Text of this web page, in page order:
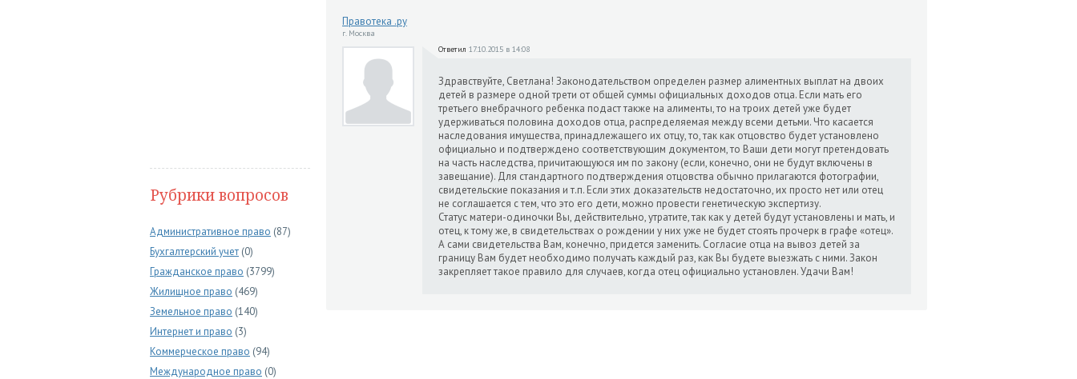
Рубрики вопросов
Административное право (87)
Бухгалтерский учет (0)
Гражданское право (3799)
Жилищное право (469)
Земельное право (140)
Интернет и право (3)
Коммерческое право (94)
Международное право (0)
Правотека .ру
г. Москва
Ответил 17.10.2015 в 14:08
Здравствуйте, Светлана! Законодательством определен размер алиментных выплат на двоих
детей в размере одной трети от общей суммы официальных доходов отца. Если мать его
третьего внебрачного ребенка подаст также на алименты, то на троих детей уже будет
удерживаться половина доходов отца, распределяемая между всеми детьми. Что касается
наследования имущества, принадлежащего их отцу, то, так как отцовство будет установлено
официально и подтверждено соответствующим документом, то Ваши дети могут претендовать
на часть наследства, причитающуюся им по закону (если, конечно, они не будут включены в
завещание). Для стандартного подтверждения отцовства обычно прилагаются фотографии,
свидетельские показания и т.п. Если этих доказательств недостаточно, их просто нет или отец
не соглашается с тем, что это его дети, можно провести генетическую экспертизу.
Статус матери-одиночки Вы, действительно, утратите, так как у детей будут установлены и мать, и
отец, к тому же, в свидетельствах о рождении у них уже не будет стоять прочерк в графе «отец».
А сами свидетельства Вам, конечно, придется заменить. Согласие отца на вывоз детей за
границу Вам будет необходимо получать каждый раз, как Вы будете выезжать с ними. Закон
закрепляет такое правило для случаев, когда отец официально установлен. Удачи Вам!